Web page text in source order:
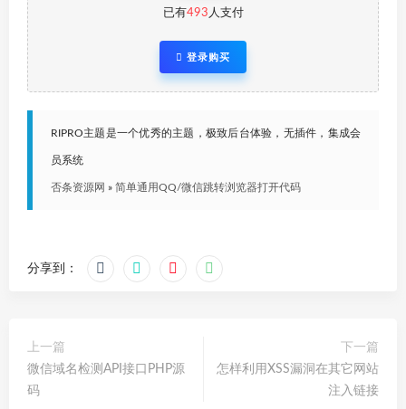
已有493 人支付
登录购买
RIPRO主题是一个优秀的主题，极致后台体验，无插件，集成会
员系统
否条资源网 » 简单通用QQ/微信跳转浏览器打开代码
分享到：
上一篇
微信域名检测API接口PHP源
码
下一篇
怎样利用XSS漏洞在其它网站
注入链接